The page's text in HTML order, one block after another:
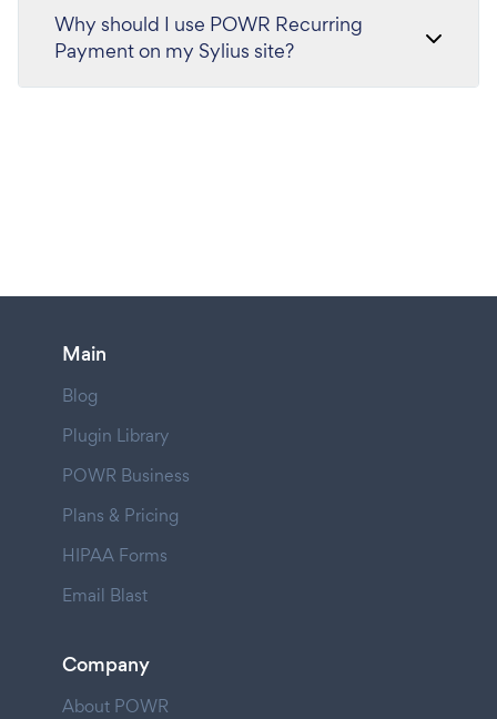
Why should I use POWR Recurring
Payment on my Sylius site?
Main
Blog
Plugin Library
POWR Business
Plans & Pricing
HIPAA Forms
Email Blast
Company
About POWR